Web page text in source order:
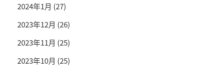
2024年1月 (27)
2023年12月 (26)
2023年11月 (25)
2023年10月 (25)